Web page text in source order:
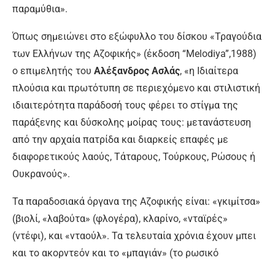
παραμύθια».
Όπως σημειώνει στο εξώφυλλο του δίσκου «Τραγούδια
των Ελλήνων της Αζοφικής» (έκδοση “Melodiya”,1988)
ο επιμελητής του Αλέξανδρος Ασλάς, «η Ιδιαίτερα
πλούσια και πρωτότυπη σε περιεχόµενο και στιλιστική
ιδιαιτερότητα παράδοσή τους φέρει το στίγμα της
παράξενης και δύσκολης μοίρας τους: μετανάστευση
από την αρχαία πατρίδα και διαρκείς επαφές µε
διαφορετικούς λαούς, Τάταρους, Τούρκους, Ρώσους ή
Ουκρανούς».
Τα παραδοσιακά όργανα της Αζοφικής είναι: «γκιμίτσα»
(βιολί, «λαβούτα» (φλογέρα), κλαρίνο, «νταϊρές»
(ντέφι), και «νταούλ». Τα τελευταία χρόνια έχουν µπει
και το ακορντεόν και το «μπαγιάν» (το ρωσικό